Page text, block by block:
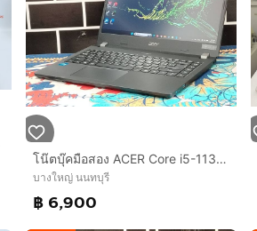
โน๊ตบุ๊คมือสอง ACER Core i5-1135G7 จอ14” แรม8+NVMe.256+การ์ดจอ Iris
บางใหญ่ นนทบุรี
฿ 6,900